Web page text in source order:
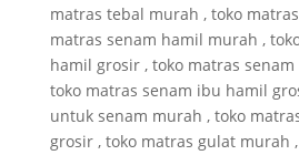
matras tebal murah , toko
matras senam hamil murah ,
hamil grosir , toko matras
toko matras senam ibu hamil
untuk senam murah , toko
grosir , toko matras gulat murah